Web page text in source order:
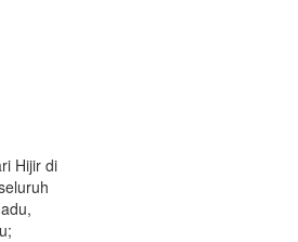
Hijir di